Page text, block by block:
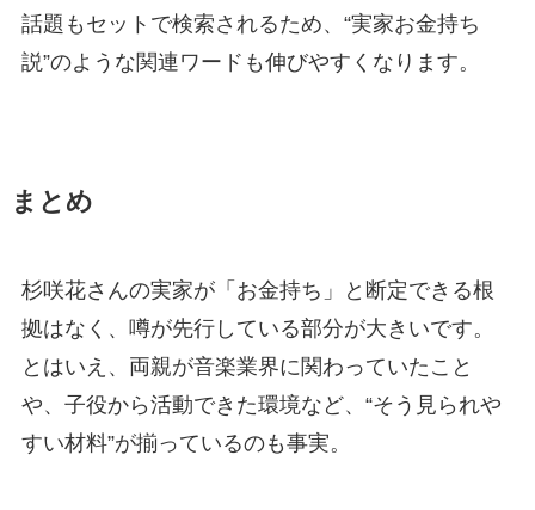
話題もセットで検索されるため、“実家お金持ち
説”のような関連ワードも伸びやすくなります。
まとめ
杉咲花さんの実家が「お金持ち」と断定できる根
拠はなく、噂が先行している部分が大きいです。
とはいえ、両親が音楽業界に関わっていたこと
や、子役から活動できた環境など、“そう見られや
すい材料”が揃っているのも事実。